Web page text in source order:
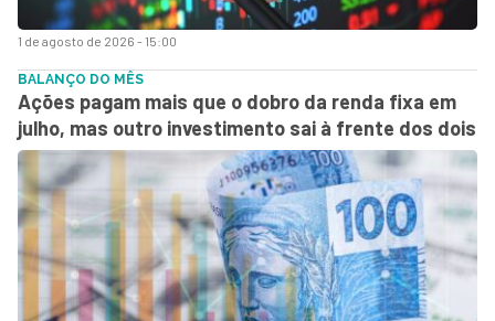
1 de agosto de 2026 - 15:00
BALANÇO DO MÊS
Ações pagam mais que o dobro da renda fixa em
julho, mas outro investimento sai à frente dos dois